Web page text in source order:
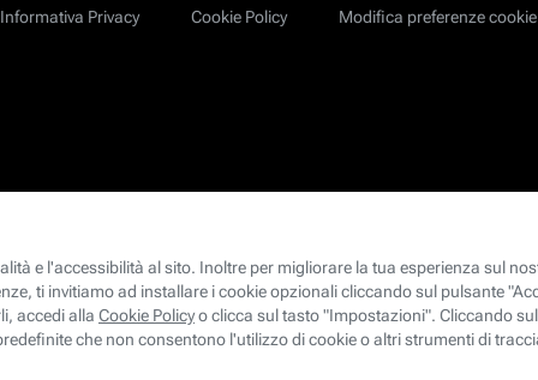
Informativa Privacy
Cookie Policy Modifica preferenze cookie